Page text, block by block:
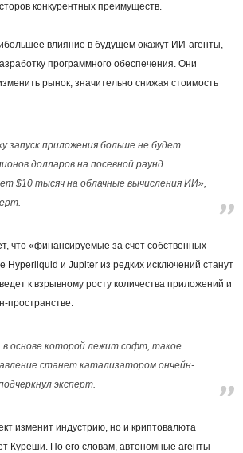
конкурентных преимуществ.
влияние в будущем окажут ИИ-агенты,
программного обеспечения. Они
рынок, значительно снижая стоимость
запуск приложения больше не будет
долларов на посевной раунд.
$10 тысяч на облачные вычисления ИИ»,
что «финансируемые за счет собственных
Hyperliquid и Jupiter из редких исключений станут
к взрывному росту количества приложений и
пространстве.
в основе которой лежит софт, такое
станет катализатором ончейн-
эксперт.
изменит индустрию, но и криптовалюта
Куреши. По его словам, автономные агенты